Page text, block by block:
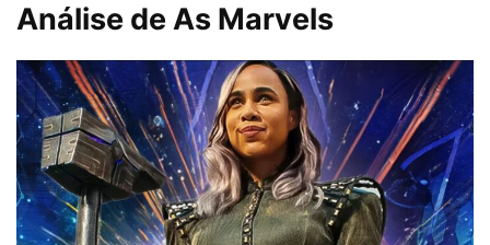
Análise de As Marvels